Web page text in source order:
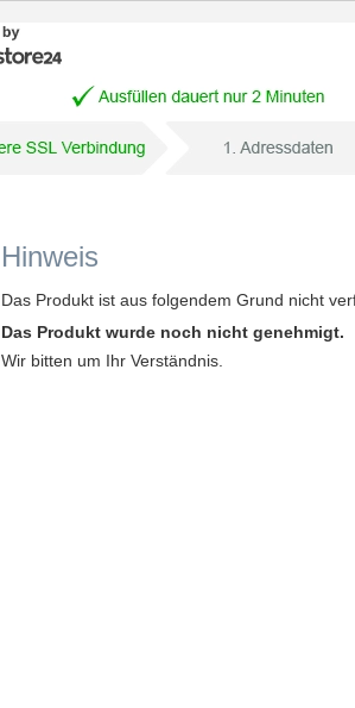
Hinweis
Das Produkt ist aus folgendem Grund nicht
Das Produkt wurde noch nicht genehmigt.
Wir bitten um Ihr Verständnis.